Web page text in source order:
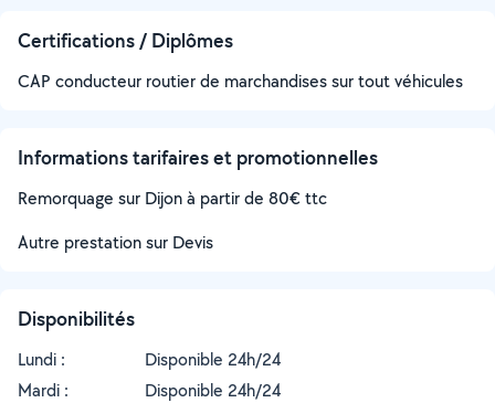
Certifications / Diplômes
CAP conducteur routier de marchandises sur tout véhicules
Informations tarifaires et promotionnelles
Remorquage sur Dijon à partir de 80€ ttc
Autre prestation sur Devis
Disponibilités
Lundi :
Disponible 24h/24
Mardi :
Disponible 24h/24